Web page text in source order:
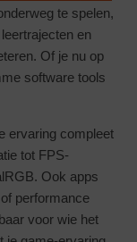
te spelen,
en
Of je nu op
software tools
ervaring compleet
tot FPS-
Ook apps
performance
voor wie het